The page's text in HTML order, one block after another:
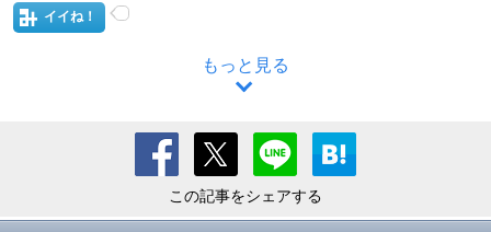
イイね！
もっと見る
この記事をシェアする